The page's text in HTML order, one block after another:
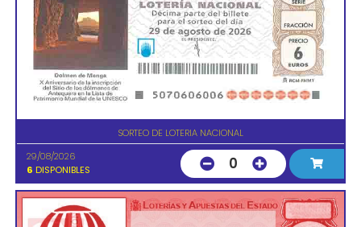
SORTEO DE LOTERIA NACIONAL
29/08/2026
6 DISPONIBLES 0